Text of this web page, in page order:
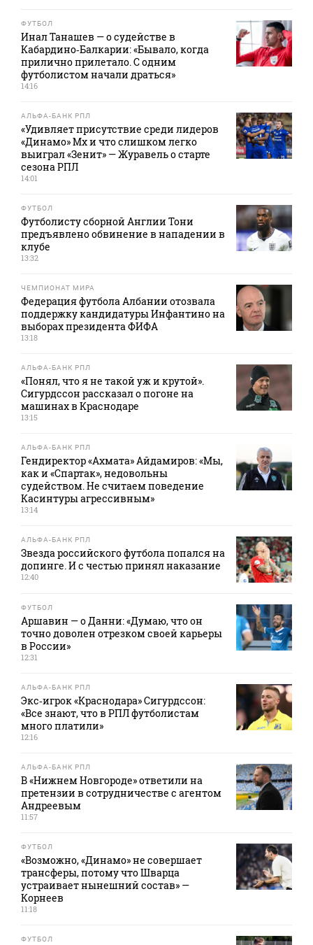
ФУТБОЛ
Инал Танашев — о судействе в
Кабардино‑Балкарии: «Бывало, когда
прилично прилетало. С одним
футболистом начали драться»
14:16
АЛЬФА-БАНК РПЛ
«Удивляет присутствие среди лидеров
«Динамо» Мх и что слишком легко
выиграл «Зенит» — Журавель о старте
сезона РПЛ
14:01
ФУТБОЛ
Футболисту сборной Англии Тони
предъявлено обвинение в нападении в
клубе
13:32
ЧЕМПИОНАТ МИРА
Федерация футбола Албании отозвала
поддержку кандидатуры Инфантино на
выборах президента ФИФА
13:18
АЛЬФА-БАНК РПЛ
«Понял, что я не такой уж и крутой».
Сигурдссон рассказал о погоне на
машинах в Краснодаре
13:15
АЛЬФА-БАНК РПЛ
Гендиректор «Ахмата» Айдамиров: «Мы,
как и «Спартак», недовольны
судейством. Не считаем поведение
Касинтуры агрессивным»
13:14
АЛЬФА-БАНК РПЛ
Звезда российского футбола попался на
допинге. И с честью принял наказание
12:40
ФУТБОЛ
Аршавин — о Данни: «Думаю, что он
точно доволен отрезком своей карьеры
в России»
12:31
АЛЬФА-БАНК РПЛ
Экс‑игрок «Краснодара» Сигурдссон:
«Все знают, что в РПЛ футболистам
много платили»
12:16
АЛЬФА-БАНК РПЛ
В «Нижнем Новгороде» ответили на
претензии в сотрудничестве с агентом
Андреевым
11:57
ФУТБОЛ
«Возможно, «Динамо» не совершает
трансферы, потому что Шварца
устраивает нынешний состав» —
Корнеев
11:18
ФУТБОЛ